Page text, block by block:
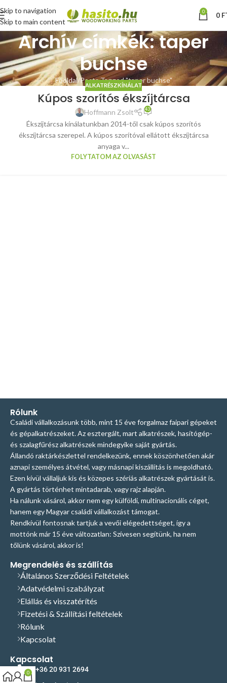
Skip to navigation
Skip to main content
0 0
Archív címkék: taper
buchse
Főoldal Posts Tagged "taper buchse"
ALKATRÉSZKÍNÁLAT
Kúpos szorítós ékszíjtárcsa
Hoffmann Zsolt 43
Ékszíjtárcsa kínálatunkban 2014-től csak kúpos szorítós
ékszíjtárcsa szerepel. A kúpos szorítóval ellátott ékszíjtárcsa
anyaga v...
FOLYTATOM AZ OLVASÁST
Rólunk
Családi vállalkozásunk több, mint 15 éve forgalmaz faipari gépeket
és gépalkatrészeket. Az esztergált, mart alkatrészek, hasítógép-
és szalagfűrész alkatrészek mindegyike saját gyártás.
Állandó raktárkészlettel rendelkezünk, ennek köszönhetően akár
aznapi személyes átvétel, vagy másnapi kiszállítás is megoldható.
Ezen kívül vállaljuk kis és közepes szériás alkatrészek gyártását is.
A gyártás történhet mintadarab, vagy rajz alapján.
Ha nálunk vásárol, akkor nem egy külföldi, multinacionális céget,
hanem egy Magyar családi vállalkozást támogat.
Rendkívül fontosnak tartjuk a vevői elégedettséget, így a
mottónk már 15 éve változatlan: Szívesen segítünk, ha nem
tőlünk vásárol, akkor is!
Megrendelés és szállítás
Általános Szerződési Feltételek
Adatvédelmi szabályzat
Elállás és visszatérítés
Fizetési & Szállítási feltételek
Rólunk
Kapcsolat
Kapcsolat
+36 20 931 2694
0